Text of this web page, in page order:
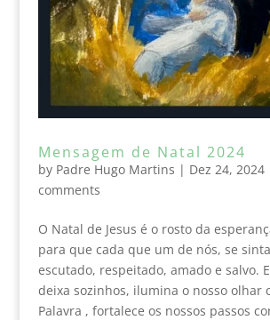
Mensagem de Natal 2024
by Padre Hugo Martins | Dez 24, 2024
comments
O Natal de Jesus é o rosto da
para que cada que um de nós, se
escutado, respeitado, amado e salvo.
deixa sozinhos, ilumina o nosso olhar
Palavra , fortalece os nossos passos